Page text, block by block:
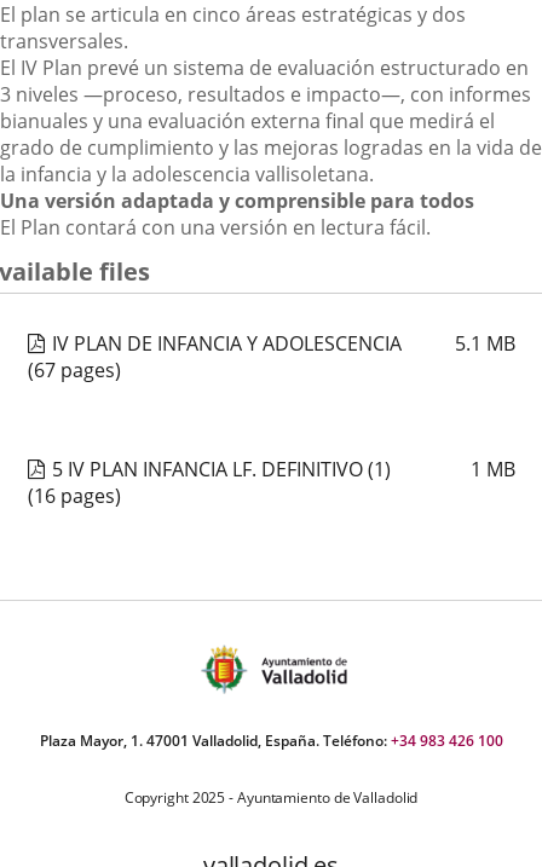
El plan se articula en cinco áreas estratégicas y dos
transversales.
El IV Plan prevé un sistema de evaluación estructurado en
3 niveles —proceso, resultados e impacto—, con informes
bianuales y una evaluación externa final que medirá el
grado de cumplimiento y las mejoras logradas en la vida de
la infancia y la adolescencia vallisoletana.
Una versión adaptada y comprensible para todos
El Plan contará con una versión en lectura fácil.
files
IV PLAN DE INFANCIA Y ADOLESCENCIA 5.1 MB
(67 pages)
5 IV PLAN INFANCIA LF. DEFINITIVO (1) 1 MB
(16 pages)
Plaza Mayor, 1. 47001 Valladolid, España. Teléfono:+34 983 426 100
Copyright 2025 - Ayuntamiento de Valladolid